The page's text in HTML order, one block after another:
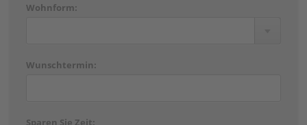
Wohnform:
Wunschtermin:
Sparen Sie Zeit: